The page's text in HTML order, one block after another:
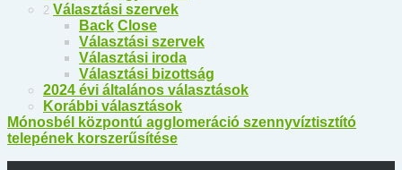
2 Választási szervek
Back Close
Választási szervek
Választási iroda
Választási bizottság
2024 évi általános választások
Korábbi választások
Mónosbél központú agglomeráció szennyvíztisztító
telepének korszerűsítése